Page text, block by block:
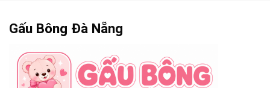
Gấu Bông Đà Nẵng